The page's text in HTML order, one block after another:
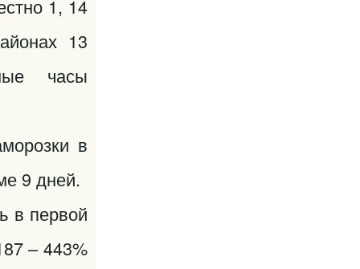
1, 14
13
часы
в
9 дней.
в первой
– 443%